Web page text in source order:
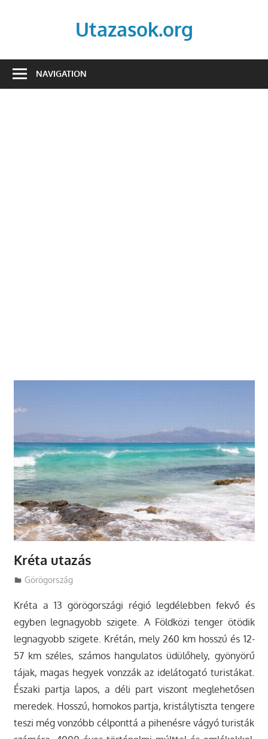
Utazasok.org
NAVIGATION
Kréta utazás
Utazasok.org
Görögország
Kréta a 13 görögországi régió legdélebben fekvő és
egyben legnagyobb szigete. A Földközi tenger ötödik
legnagyobb szigete. Krétán, mely 260 km hosszú és 12-
57 km széles, számos hangulatos üdülőhely, gyönyörű
tájak, magas hegyek vonzzák az idelátogató turistákat.
Északi partja lapos, a déli part viszont meglehetősen
meredek. Hosszú, homokos partja, kristálytiszta tengere
teszi még vonzóbb célponttá a pihenésre vágyó turisták